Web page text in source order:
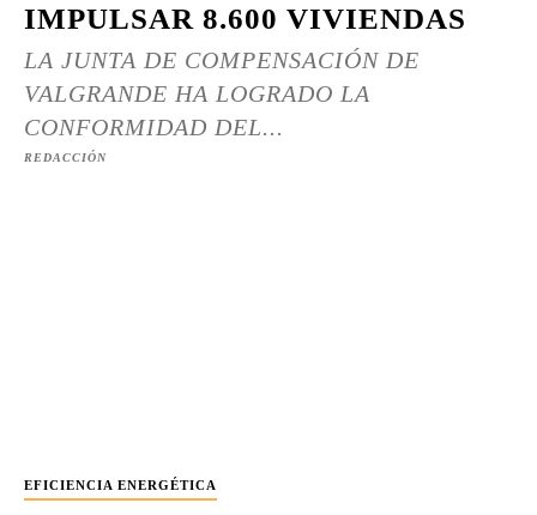
IMPULSAR 8.600 VIVIENDAS
LA JUNTA DE COMPENSACIÓN DE
VALGRANDE HA LOGRADO LA
CONFORMIDAD DEL...
REDACCIÓN
EFICIENCIA ENERGÉTICA